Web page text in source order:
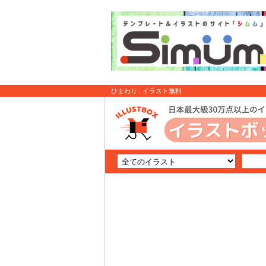
ひまわり : イラスト無料